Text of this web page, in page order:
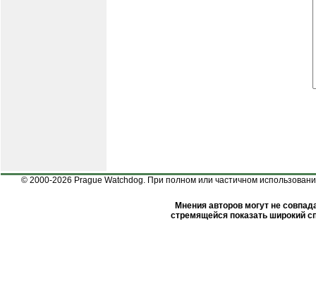
© 2000-2026 Prague Watchdog. При полном или частичном
Мнения авторов могут не
стремящейся показать широкий